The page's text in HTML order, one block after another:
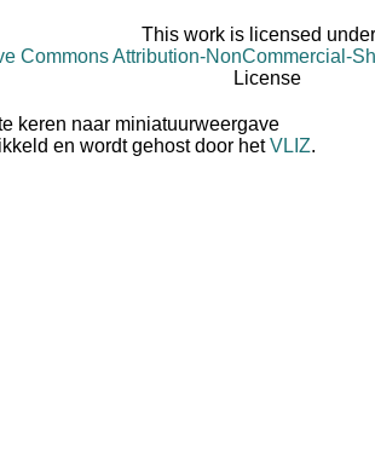
This work is licensed
Commons Attribution-NonCommercial-
License
keren naar miniatuurweergave
en wordt gehost door hetVLIZ.